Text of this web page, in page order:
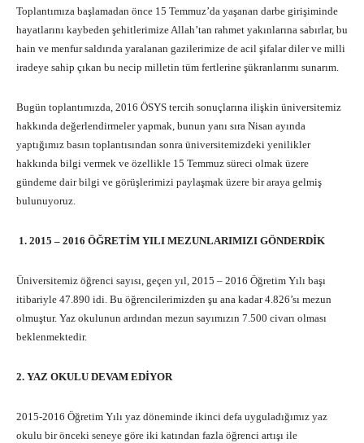
Toplantımıza başlamadan önce 15 Temmuz’da yaşanan darbe girişiminde
hayatlarını kaybeden şehitlerimize Allah’tan rahmet yakınlarına sabırlar, bu
hain ve menfur saldırıda yaralanan gazilerimize de acil şifalar diler ve milli
iradeye sahip çıkan bu necip milletin tüm fertlerine şükranlarımı sunarım.
Bugün toplantımızda, 2016 ÖSYS tercih sonuçlarına ilişkin üniversitemiz
hakkında değerlendirmeler yapmak, bunun yanı sıra Nisan ayında
yaptığımız basın toplantısından sonra üniversitemizdeki yenilikler
hakkında bilgi vermek ve özellikle 15 Temmuz süreci olmak üzere
gündeme dair bilgi ve görüşlerimizi paylaşmak üzere bir araya gelmiş
bulunuyoruz.
1. 2015 – 2016 ÖĞRETİM YILI MEZUNLARIMIZI GÖNDERDİK
Üniversitemiz öğrenci sayısı, geçen yıl, 2015 – 2016 Öğretim Yılı başı
itibariyle 47.890 idi. Bu öğrencilerimizden şu ana kadar 4.826’sı mezun
olmuştur. Yaz okulunun ardından mezun sayımızın 7.500 civarı olması
beklenmektedir.
2. YAZ OKULU DEVAM EDİYOR
2015-2016 Öğretim Yılı yaz döneminde ikinci defa uyguladığımız yaz
okulu bir önceki seneye göre iki katından fazla öğrenci artışı ile